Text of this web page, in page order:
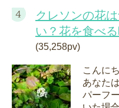
クレソンの花
い？花を食べ
(35,258pv)
こんに
あなた
パーフ